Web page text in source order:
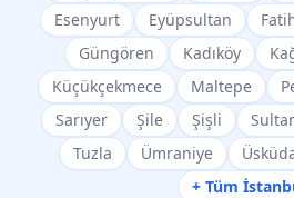
Esenyurt
Eyüpsultan
Güngören
Kadıköy
Küçükçekmece
Maltepe
Sarıyer
Şile Şişli
Tuzla
Ümraniye
+ Tüm